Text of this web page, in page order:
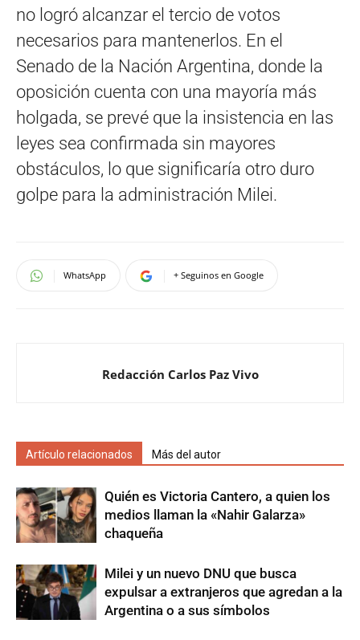
no logró alcanzar el tercio de votos
necesarios para mantenerlos. En el
Senado de la Nación Argentina, donde la
oposición cuenta con una mayoría más
holgada, se prevé que la insistencia en las
leyes sea confirmada sin mayores
obstáculos, lo que significaría otro duro
golpe para la administración Milei.
WhatsApp + Seguinos en Google
Redacción Carlos Paz Vivo
Artículo relacionados Más del autor
Quién es Victoria Cantero, a quien los
medios llaman la «Nahir Galarza»
chaqueña
Milei y un nuevo DNU que busca
expulsar a extranjeros que agredan a la
Argentina o a sus símbolos